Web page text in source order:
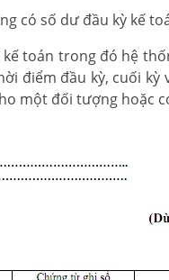
có số dư đầu kỳ kế
kế toán trong đó hệ
điểm đầu kỳ, cuối
một đối tượng hoặc